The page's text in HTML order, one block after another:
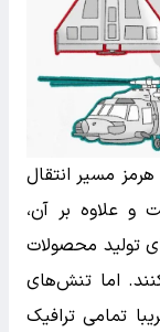
مسیر انتقال
و علاوه بر آن،
تولید محصولات
اما تنش‌های
تمامی ترافیک